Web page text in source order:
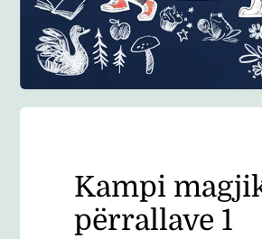
Kampi
përrallave 1